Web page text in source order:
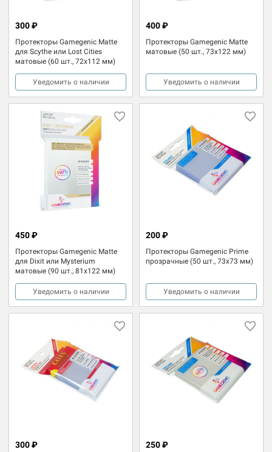
Протекторы Gamegenic Matte
для Scythe или Lost Cities
матовые (60 шт., 72x112 мм)
300 ₽
Уведомить о наличии
Протекторы Gamegenic Matte
матовые (50 шт., 73x122 мм)
400 ₽
Уведомить о наличии
Протекторы Gamegenic Matte
для Dixit или Mysterium
матовые (90 шт., 81x122 мм)
450 ₽
Уведомить о наличии
Протекторы Gamegenic Prime
прозрачные (50 шт., 73x73 мм)
200 ₽
Уведомить о наличии
300 ₽ 250 ₽